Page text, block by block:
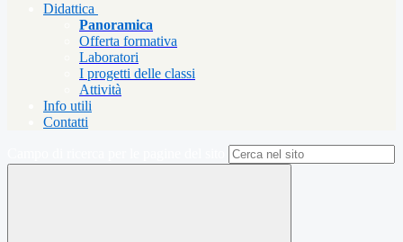
Didattica
Panoramica
Offerta formativa
Laboratori
I progetti delle classi
Attività
Info utili
Contatti